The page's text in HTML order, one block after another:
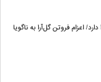
اعزام فروتن گل‌آرا به ناگویا